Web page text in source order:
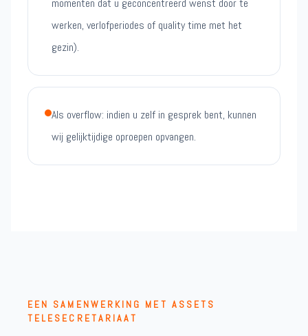
momenten dat u geconcentreerd wenst door te
werken, verlofperiodes of quality time met het
gezin).
Als overflow: indien u zelf in gesprek bent, kunnen
wij gelijktijdige oproepen opvangen.
EEN SAMENWERKING MET ASSETS
TELESECRETARIAAT